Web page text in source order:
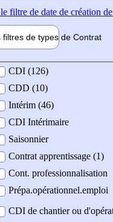
filtre de date de création
filtres de types de Contrat
contrat
CDI (126)
CDD (10)
Intérim (46)
CDI Intérimaire
Saisonnier
Contrat apprentissage (1)
Cont. professionnalisation
Prépa.opérationnel.emploi
CDI de chantier ou